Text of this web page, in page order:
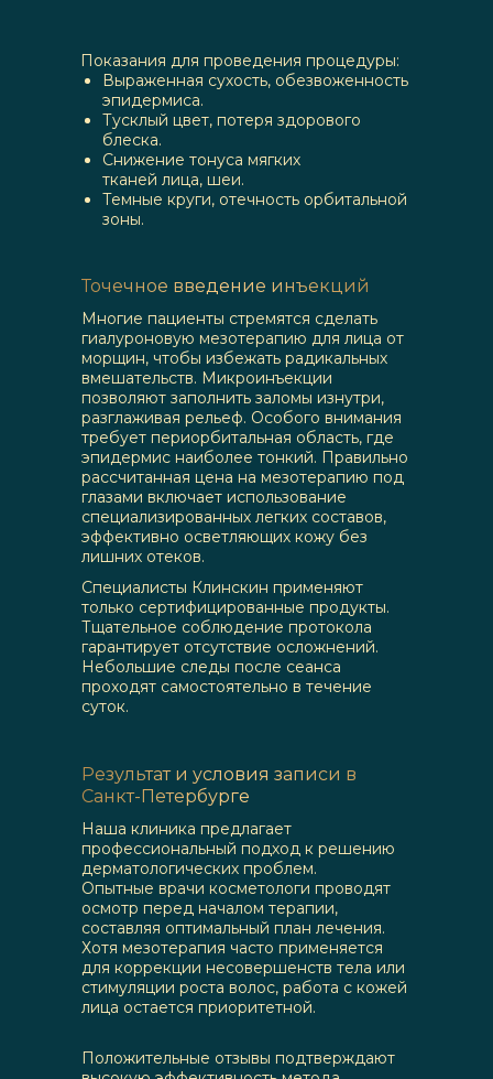
Показания для проведения процедуры:
Выраженная сухость, обезвоженность
эпидермиса.
Тусклый цвет, потеря здорового
блеска.
Снижение тонуса мягких
тканей лица, шеи.
Темные круги, отечность орбитальной
зоны.
Точечное введение инъекций
Многие пациенты стремятся сделать
гиалуроновую мезотерапию для лица от
морщин, чтобы избежать радикальных
вмешательств. Микроинъекции
позволяют заполнить заломы изнутри,
разглаживая рельеф. Особого внимания
требует периорбитальная область, где
эпидермис наиболее тонкий. Правильно
рассчитанная цена на мезотерапию под
глазами включает использование
специализированных легких составов,
эффективно осветляющих кожу без
лишних отеков.
Специалисты Клинскин применяют
только сертифицированные продукты.
Тщательное соблюдение протокола
гарантирует отсутствие осложнений.
Небольшие следы после сеанса
проходят самостоятельно в течение
суток.
Результат и условия записи в
Санкт-Петербурге
Наша клиника предлагает
профессиональный подход к решению
дерматологических проблем.
Опытные врачи косметологи проводят
осмотр перед началом терапии,
составляя оптимальный план лечения.
Хотя мезотерапия часто применяется
для коррекции несовершенств тела или
стимуляции роста волос, работа с кожей
лица остается приоритетной.
Положительные отзывы подтверждают